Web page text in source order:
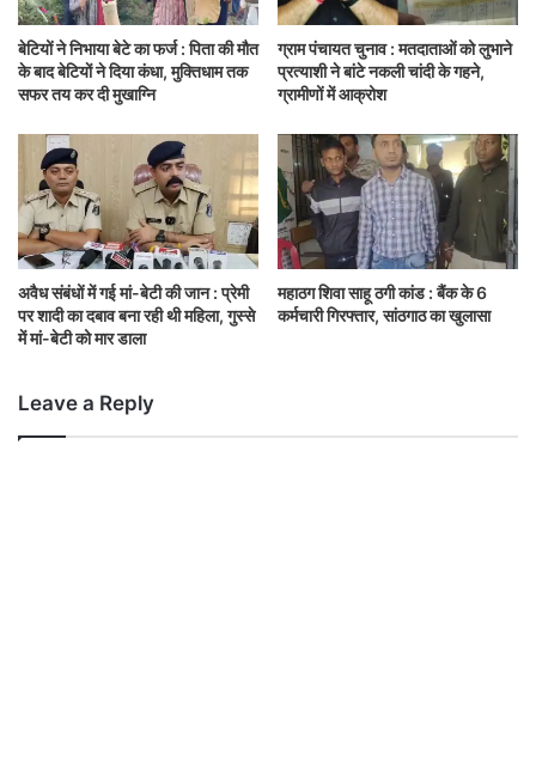
बेटियों ने निभाया बेटे का फर्ज : पिता की मौत
के बाद बेटियाें ने दिया कंधा, मुक्तिधाम तक
सफर तय कर दी मुखाग्नि
ग्राम पंचायत चुनाव : मतदाताओं को लुभाने
प्रत्याशी ने बांटे नकली चांदी के गहने,
ग्रामीणों में आक्रोश
अवैध संबंधों में गई मां-बेटी की जान : प्रेमी
पर शादी का दबाव बना रही थी महिला, गुस्से
में मां-बेटी को मार डाला
महाठग शिवा साहू ठगी कांड : बैंक के 6
कर्मचारी गिरफ्तार, सांठगाठ का खुलासा
Leave a Reply